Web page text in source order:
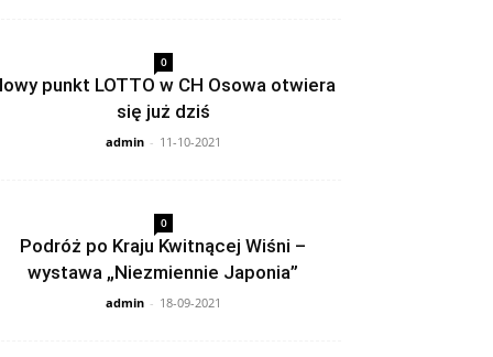
0
punkt LOTTO w CH Osowa otwiera
się już dziś
admin - 11-10-2021
0
Podróż po Kraju Kwitnącej Wiśni –
wystawa „Niezmiennie Japonia”
admin - 18-09-2021